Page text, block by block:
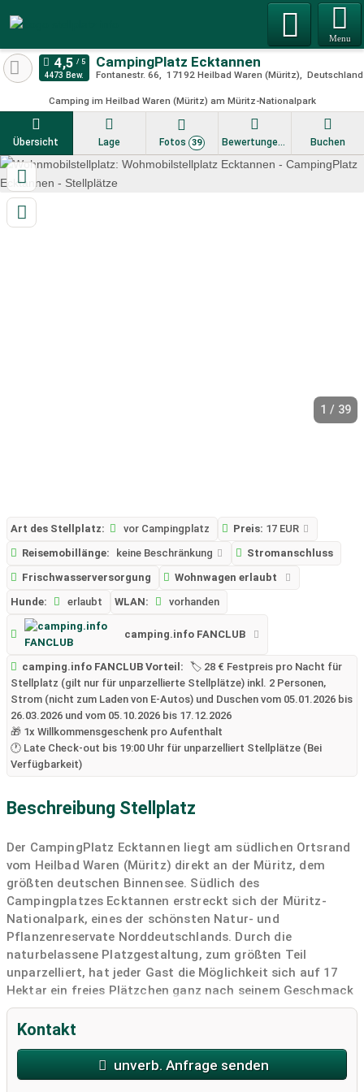
Menu
CampingPlatz Ecktannen
Fontanestr. 66 17192 Heilbad Waren (Müritz) Deutschland
Camping im Heilbad Waren (Müritz) am Müritz-Nationalpark
4473 Bew.
Übersicht Lage Fotos 39 Bewertungen Buchen
1 / 39
Art des Stellplatz: vor Campingplatz Preis: 17 EUR
Reisemobillänge:
keine Beschränkung
Stromanschluss
Frischwasserversorgung
Wohnwagen erlaubt
Hunde:
erlaubt WLAN: vorhanden
camping.info FANCLUB
camping.info FANCLUB Vorteil:
🏷️ 28 € Festpreis pro Nacht für
Stellplatz (gilt nur für unparzellierte Stellplätze) inkl. 2 Personen,
Strom (nicht zum Laden von E-Autos) und Duschen vom 05.01.2026 bis
26.03.2026 und vom 05.10.2026 bis 17.12.2026
🎁 1x Willkommensgeschenk pro Aufenthalt
🕐 Late Check-out bis 19:00 Uhr für unparzelliert Stellplätze (Bei
Verfügbarkeit)
Beschreibung Stellplatz
Der CampingPlatz Ecktannen liegt am südlichen Ortsrand
vom Heilbad Waren (Müritz) direkt an der Müritz, dem
größten deutschen Binnensee. Südlich des
Campingplatzes Ecktannen erstreckt sich der Müritz-
Nationalpark, eines der schönsten Natur- und
Pflanzenreservate Norddeutschlands. Durch die
naturbelassene Platzgestaltung, zum größten Teil
unparzelliert, hat jeder Gast die Möglichkeit sich auf 17
Hektar ein freies Plätzchen ganz nach seinem Geschmack
auszuwählen.
Ganzjährig geöffnet
Wohnmobilstellplatz vor der Schranke: je Übernachtung
(Saisonabhängig) ab 17,00 €, inkl. 1 Person, inkl.
Kontakt
unverb. Anfrage senden